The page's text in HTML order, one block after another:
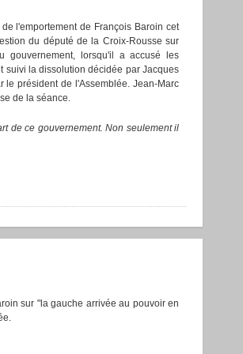
l'emportement de François Baroin cet
du député de la Croix-Rousse sur
gouvernement, lorsqu'il a accusé les
suivi la dissolution décidée par Jacques
le président de l'Assemblée. Jean-Marc
de la séance.
de ce gouvernement. Non seulement il
sur "la gauche arrivée au pouvoir en